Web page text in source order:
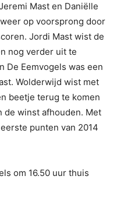
Mast en Daniëlle
op voorsprong door
Jordi Mast wist de
nog verder uit te
De Eemvogels was een
Wolderwijd wist met
beetje terug te komen
de winst afhouden. Met
punten van 2014
om 16.50 uur thuis